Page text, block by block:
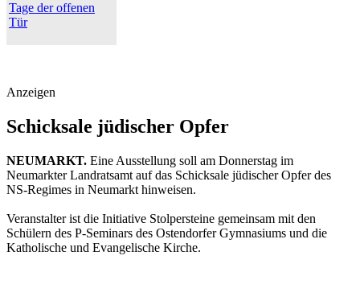
Tage der offenen
Tür
Anzeigen
Schicksale jüdischer Opfer
NEUMARKT. Eine Ausstellung soll am Donnerstag im
Neumarkter Landratsamt auf das Schicksale jüdischer Opfer des
NS-Regimes in Neumarkt hinweisen.
Veranstalter ist die Initiative Stolpersteine gemeinsam mit den
Schülern des P-Seminars des Ostendorfer Gymnasiums und die
Katholische und Evangelische Kirche.